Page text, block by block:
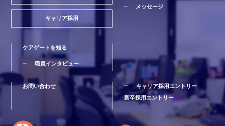
キャリア採用
メッセージ
ケアゲートを知る
職員インタビュー
お問い合わせ
キャリア採用エントリー
新卒採用エントリー